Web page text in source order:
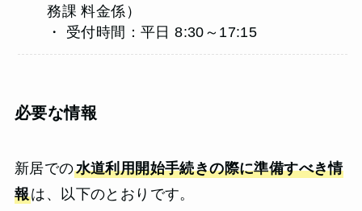
務課 料金係）
・ 受付時間：平日 8:30～17:15
必要な情報
新居での水道利用開始手続きの際に準備すべき情
報は、以下のとおりです。